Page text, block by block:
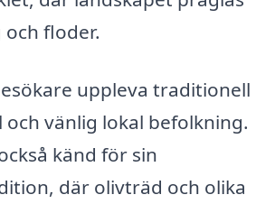
floder.
uppleva traditionell
vänlig lokal befolkning.
känd för sin
där olivträd och olika